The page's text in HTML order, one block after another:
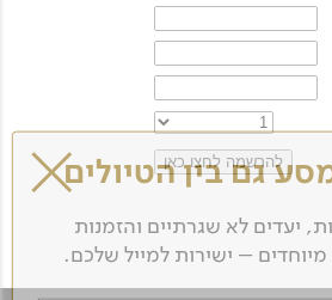
גם בין הטיולים
יעדים לא שגרתיים והזמנות
מיוחדים – ישירות למייל שלכם.